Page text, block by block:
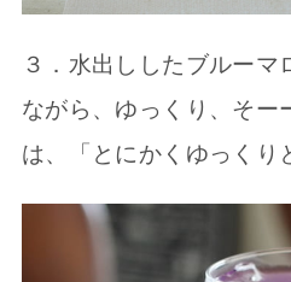
３．水出ししたブルーマ
ながら、ゆっくり、そー
は、「とにかくゆっくり